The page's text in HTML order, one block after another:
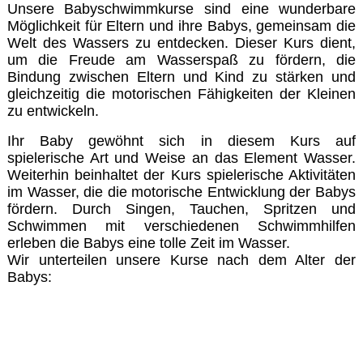
Unsere Babyschwimmkurse sind eine wunderbare
Möglichkeit für Eltern und ihre Babys, gemeinsam die
Welt des Wassers zu entdecken. Dieser Kurs dient,
um die Freude am Wasserspaß zu fördern, die
Bindung zwischen Eltern und Kind zu stärken und
gleichzeitig die motorischen Fähigkeiten der Kleinen
zu entwickeln.
Ihr Baby gewöhnt sich in diesem Kurs auf
spielerische Art und Weise an das Element Wasser.
Weiterhin beinhaltet der Kurs spielerische Aktivitäten
im Wasser, die die motorische Entwicklung der Babys
fördern. Durch Singen, Tauchen, Spritzen und
Schwimmen mit verschiedenen Schwimmhilfen
erleben die Babys eine tolle Zeit im Wasser.
Wir unterteilen unsere Kurse nach dem Alter der
Babys: